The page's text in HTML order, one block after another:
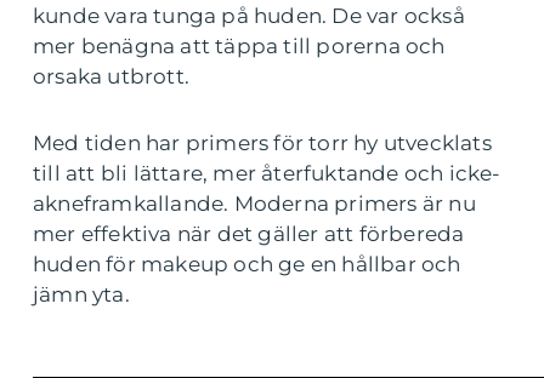
kunde vara tunga på huden. De var också
mer benägna att täppa till porerna och
orsaka utbrott.
Med tiden har primers för torr hy utvecklats
till att bli lättare, mer återfuktande och icke-
akneframkallande. Moderna primers är nu
mer effektiva när det gäller att förbereda
huden för makeup och ge en hållbar och
jämn yta.